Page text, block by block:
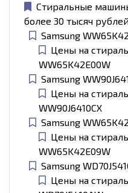
Стиральные
более 30 тысяч
Samsung
Цены на
WW65K42E00W
Samsung
Цены на
WW90J6410CX
Samsung
Цены на
WW65K42E09W
Samsung
Цены на